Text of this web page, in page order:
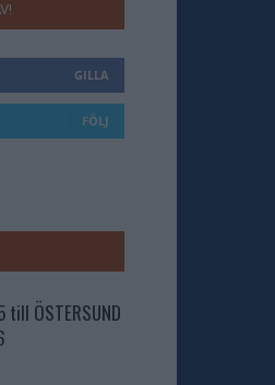
GILLA
FÖLJ
ÖSTERSUND